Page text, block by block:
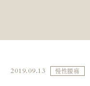
2019.09.13 慢性腰痛